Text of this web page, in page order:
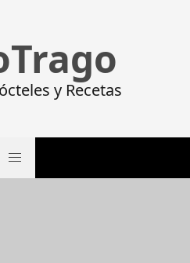
y Recetas